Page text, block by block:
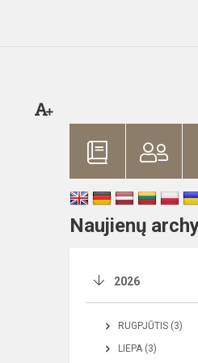
Naujienų
2026
RUGPJŪTIS (3)
LIEPA (3)